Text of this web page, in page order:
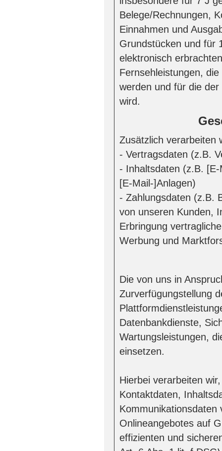
Belege/Rechnungen,
Einnahmen und
Grundstücken und für
elektronisch
Fernsehleistungen,
werden und für die
wird.
Zusätzlich verarbeiten
- Vertragsdaten (z.B.
- Inhaltsdaten (z.B.
[E-Mail-]Anlagen)
- Zahlungsdaten (z.B.
von unseren Kunden,
Erbringung
Werbung und
Die von uns in
Zurverfügungstellung
Datenbankdienste,
Wartungsleistungen,
einsetzen.
Hierbei verarbeiten
Kontaktdaten,
Kommunikationsdaten
Onlineangebotes auf
effizienten und